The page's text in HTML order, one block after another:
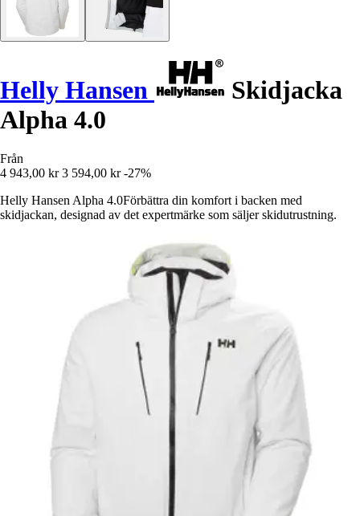
Helly Hansen
Skidjacka
Alpha 4.0
Från
4 943,00 kr 3 594,00 kr -27%
Helly Hansen Alpha 4.0Förbättra din komfort i backen med
skidjackan, designad av det expertmärke som säljer skidutrustning.